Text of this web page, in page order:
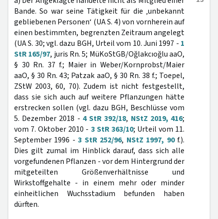
Bande. So war seine Tätigkeit für die ‚unbekannt
gebliebenen Personen‘ (UA S. 4) von vornherein auf
einen bestimmten, begrenzten Zeitraum angelegt
(UA S. 30; vgl. dazu BGH, Urteil vom 10. Juni 1997 - 1
StR 165/97, juris Rn. 5; MüKoStGB/Oğlakcıoğlu aaO,
§ 30 Rn. 37 f.; Maier in Weber/Kornprobst/Maier
aaO, § 30 Rn. 43; Patzak aaO, § 30 Rn. 38 f.; Toepel,
ZStW 2003, 60, 70). Zudem ist nicht festgestellt,
dass sie sich auch auf weitere Pflanzungen hätte
erstrecken sollen (vgl. dazu BGH, Beschlüsse vom
5. Dezember 2018 - 4 StR 392/18, NStZ 2019, 416;
vom 7. Oktober 2010 - 3 StR 363/10; Urteil vom 11.
September 1996 -3 StR 252/96, NStZ 1997, 90f.).
Dies gilt zumal im Hinblick darauf, dass sich alle
vorgefundenen Pflanzen - vor dem Hintergrund der
mitgeteilten Größenverhältnisse und
Wirkstoffgehalte - in einem mehr oder minder
einheitlichen Wuchsstadium befunden haben
dürften.